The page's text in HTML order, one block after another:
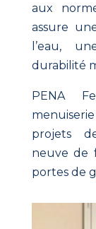
aux
assure
l’eau,
durabilité
PENA
projets
neuve de
portes de